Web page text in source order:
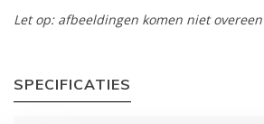
Let op: afbeeldingen komen niet
SPECIFICATIES